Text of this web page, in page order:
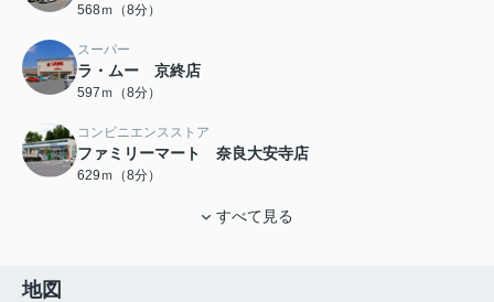
568ｍ（8分）
スーパー
ラ・ムー 京終店
597ｍ（8分）
コンビニエンスストア
ファミリーマート 奈良大安寺店
629ｍ（8分）
すべて見る
地図